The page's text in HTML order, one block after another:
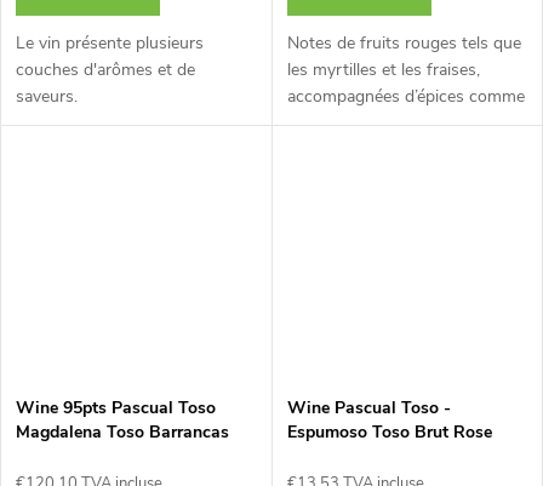
Le vin présente plusieurs
couches d'arômes et de
saveurs.
Notes de fruits rouges tels que
les myrtilles et les fraises,
accompagnées d’épices comme
le poivre noir.
Wine 95pts Pascual Toso
Magdalena Toso Barrancas
Wine Pascual Toso -
Espumoso Toso Brut Rose